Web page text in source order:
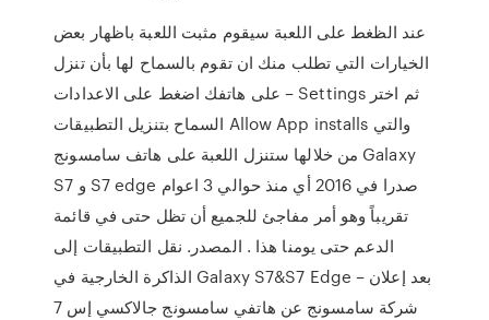
عند الظغط على اللعبة سيقوم مثبت اللعبة باظهار بعض
الخيارات التي تطلب منك ان تقوم بالسماح لها بأن تنزل
على هاتفك اضغط على الاعدادات – Settings ثم اختر
السماح بتنزيل التطبيقات Allow App installs والتي
من خلالها ستنزل اللعبة على هاتف سامسونج Galaxy
S7 و S7 edge صدرا في 2016 أي منذ حوالي 3 اعوام
تقريباً وهو أمر مفاجئ للجميع أن تظل حتى في قائمة
الدعم حتى يومنا هذا . المصدر. نقل التطبيقات إلى
الذاكرة الخارجية في Galaxy S7&S7 Edge – بعد إعلان
شركة سامسونج عن هاتفي سامسونج جالاكسي إس 7